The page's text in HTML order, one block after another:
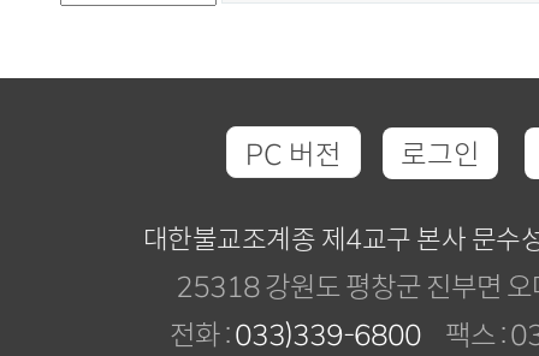
PC 버전 로그인
대한불교조계종 제4교구 본사 문수
25318 강원도 평창군 진부면
전화 :033)339-6800 팩스 :